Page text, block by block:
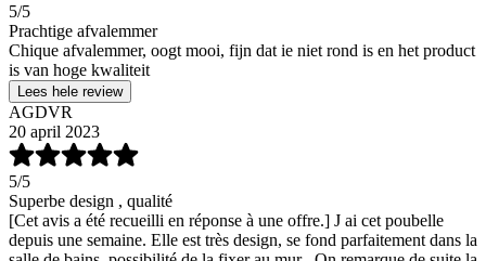
5/5
Prachtige afvalemmer
Chique afvalemmer, oogt mooi, fijn dat ie niet rond is en het product
is van hoge kwaliteit
Lees hele review
AGDVR
20 april 2023
5/5
Superbe design , qualité
[Cet avis a été recueilli en réponse à une offre.] J ai cet poubelle
depuis une semaine. Elle est très design, se fond parfaitement dans la